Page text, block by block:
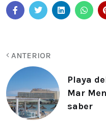
ANTERIOR
Playa
Mar
saber